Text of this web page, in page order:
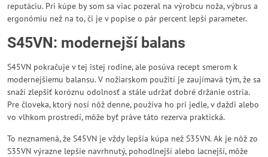
reputáciu. Pri kúpe by som sa viac pozeral na výrobcu noža, výbrus a
ergonómiu než na to, či je v popise o pár percent lepší parameter.
S45VN: modernejší balans
S45VN pokračuje v tej istej rodine, ale posúva recept smerom k
modernejšiemu balansu. V nožiarskom použití je zaujímavá tým, že sa
snaží zlepšiť koróznu odolnosť a stále udržať dobré držanie ostria.
Pre človeka, ktorý nosí nôž denne, používa ho pri jedle, v daždi alebo
vo vlhkom prostredí, môže byť práve táto rezerva praktická.
To neznamená, že S45VN je vždy lepšia kúpa než S35VN. Ak je nôž zo
S35VN výrazne lepšie navrhnutý, pohodlnejší alebo lacnejší, môže